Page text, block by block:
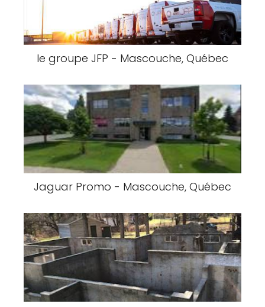
le groupe JFP - Mascouche, Québec
Jaguar Promo - Mascouche, Québec